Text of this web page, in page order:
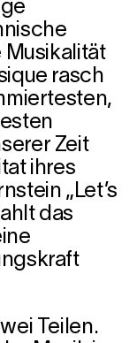
Musikalität
rasch
Zeit
ihres
„Let’s
das
Teilen.